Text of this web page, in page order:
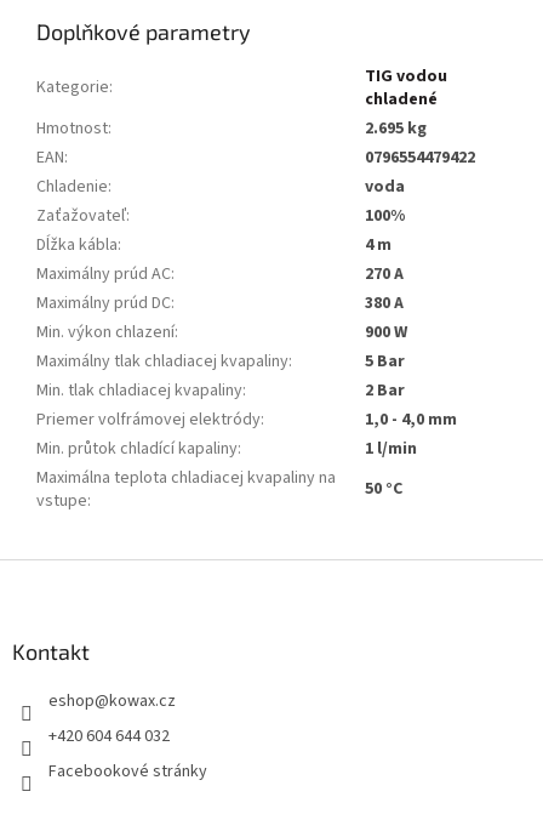
Doplňkové parametry
Kategorie:
TIG vodou
chladené
Hmotnost:
2.695 kg
EAN:
0796554479422
Chladenie:
voda
Zaťažovateľ:
100%
Dĺžka kábla:
4 m
Maximálny prúd AC:
270 A
Maximálny prúd DC:
380 A
Min. výkon chlazení:
900 W
Maximálny tlak chladiacej kvapaliny:
5 Bar
Min. tlak chladiacej kvapaliny:
2 Bar
Priemer volfrámovej elektródy:
1,0 - 4,0 mm
Min. průtok chladící kapaliny:
1 l/min
Maximálna teplota chladiacej kvapaliny na
vstupe: 50 °C
Kontakt
eshop@kowax.cz
+420 604 644 032
Facebookové stránky